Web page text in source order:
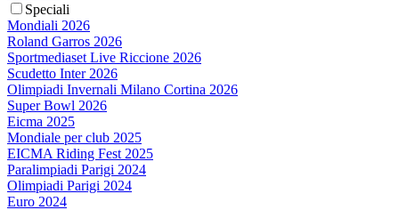
Speciali
Mondiali 2026
Roland Garros 2026
Sportmediaset Live Riccione 2026
Scudetto Inter 2026
Olimpiadi Invernali Milano Cortina 2026
Super Bowl 2026
Eicma 2025
Mondiale per club 2025
EICMA Riding Fest 2025
Paralimpiadi Parigi 2024
Olimpiadi Parigi 2024
Euro 2024